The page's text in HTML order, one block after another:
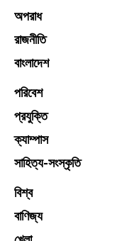
অপরাধ
রাজনীতি
বাংলাদেশ
পরিবেশ
প্রযুক্তি
ক্যাম্পাস
সাহিত্য-সংস্কৃতি
বিশ্ব
বাণিজ্য